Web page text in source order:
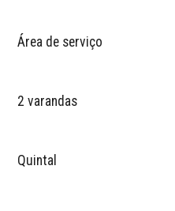
Área de serviço
2 varandas
Quintal